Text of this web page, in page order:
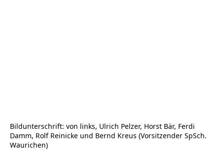
Bildunterschrift: von links, Ulrich Pelzer, Horst Bär, Ferdi
Damm, Rolf Reinicke und Bernd Kreus (Vorsitzender SpSch.
Waurichen)